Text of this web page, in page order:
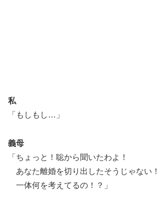
私
「もしもし…」
義母
「ちょっと！聡から聞いたわよ！
あなた離婚を切り出したそうじゃない！
一体何を考えてるの！？」